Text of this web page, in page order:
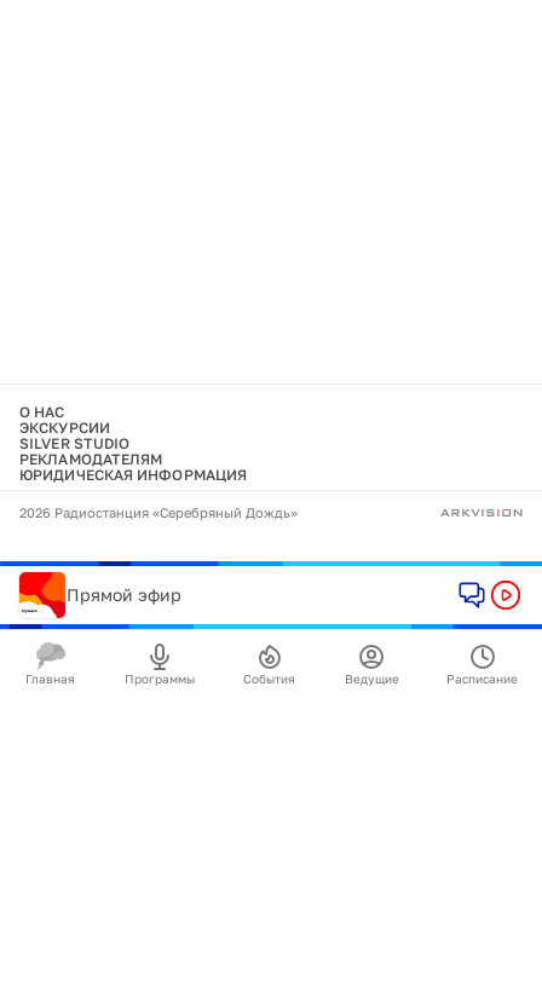
О НАС
ЭКСКУРСИИ
SILVER STUDIO
РЕКЛАМОДАТЕЛЯМ
ЮРИДИЧЕСКАЯ ИНФОРМАЦИЯ
2026 Радиостанция «Серебряный Дождь»
Прямой эфир
Главная Программы События Ведущие Расписание